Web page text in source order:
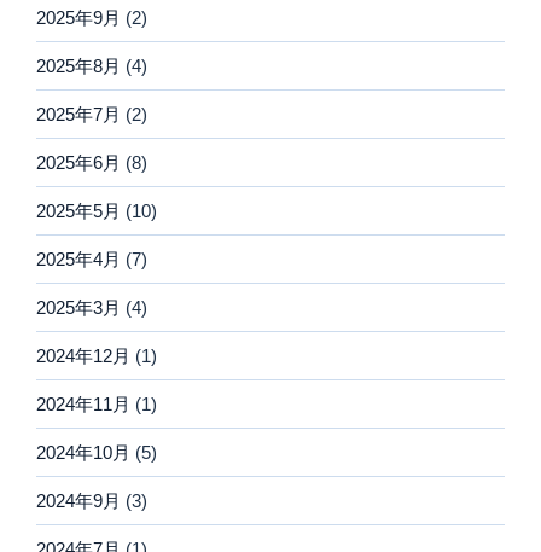
2025年9月 (2)
2025年8月 (4)
2025年7月 (2)
2025年6月 (8)
2025年5月 (10)
2025年4月 (7)
2025年3月 (4)
2024年12月 (1)
2024年11月 (1)
2024年10月 (5)
2024年9月 (3)